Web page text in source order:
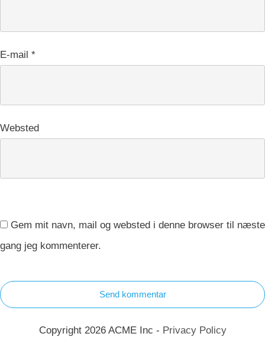
E-mail *
Websted
Gem mit navn, mail og websted i denne browser til næste
gang jeg kommenterer.
Send kommentar
Copyright 2026 ACME Inc - Privacy Policy